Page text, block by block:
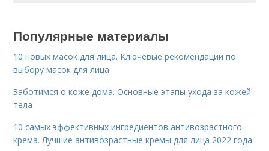
Популярные материалы
10 новых масок для лица. Ключевые рекомендации по
выбору масок для лица
Заботимся о коже дома. Основные этапы ухода за кожей
тела
10 самых эффективных ингредиентов антивозрастного
крема. Лучшие антивозрастные кремы для лица 2022 года